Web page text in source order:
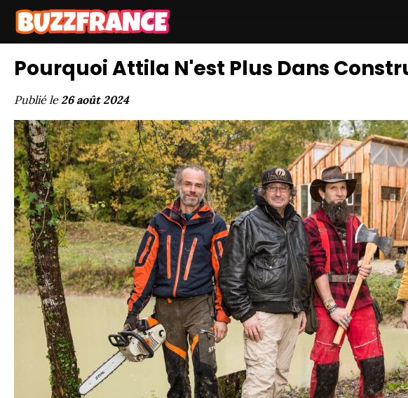
Pourquoi Attila N'est Plus Dans
Publié le26 août 2024